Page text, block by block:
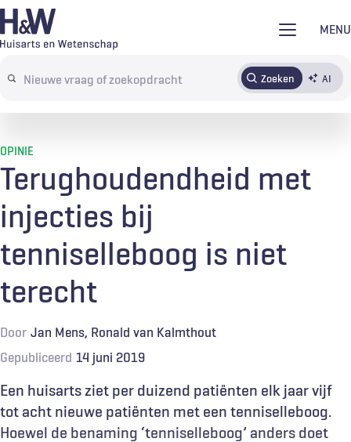
Overslaan
en
de
MENU
Search
terms
Zoeken AI
AbonnerenTijdschrift Inloggen
OPINIE
Terughoudendheid met
injecties bij
tenniselleboog is niet
terecht
Door Jan Mens Ronald van Kalmthout
Gepubliceerd 14 juni 2019
Een huisarts ziet per duizend patiënten elk jaar vijf
tot acht nieuwe patiënten met een tenniselleboog.
Hoewel de benaming ‘tenniselleboog’ anders doet